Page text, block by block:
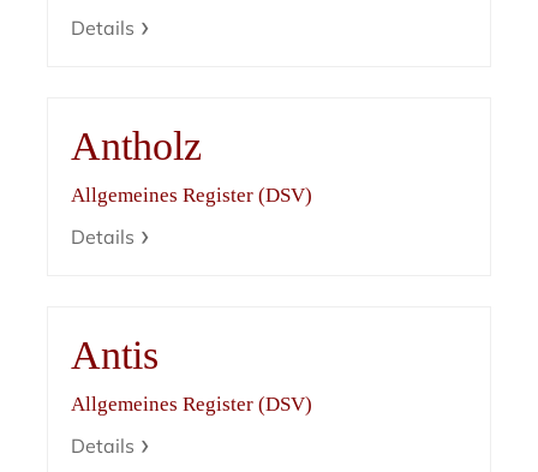
Details
Antholz
Allgemeines Register (DSV)
Details
Antis
Allgemeines Register (DSV)
Details